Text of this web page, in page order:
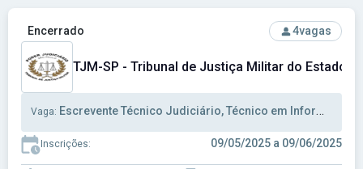
Ver concurso: TJM-SP - Tribunal de Justiça Militar do
Encerrado 4vagas
TJM-SP - Tribunal de Justiça Militar do Estado
Vaga: Escrevente Técnico Judiciário, Técnico em Informática Judiciário
Inscrições: 09/05/2025 a 09/06/2025